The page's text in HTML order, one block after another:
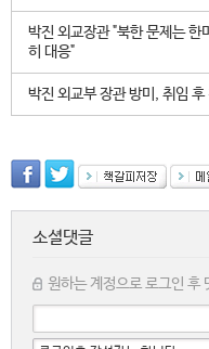
박진 외교장관 "북한 문제는 한
히 대응"
박진 외교부 장관 방미, 취임
소셜댓글
원하는 계정으로 로그인 후